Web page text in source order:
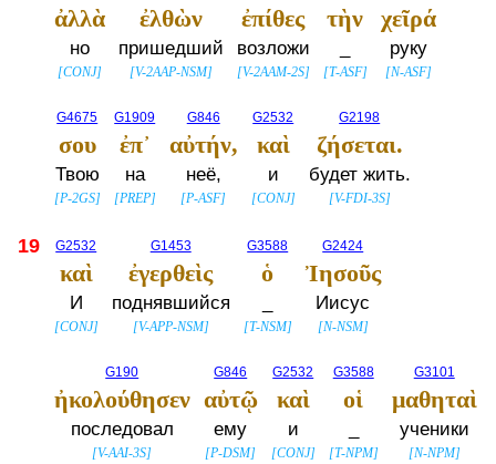
ἀλλὰ
но
[CONJ]
ἐλθὼν
пришедший
[V-2AAP-NSM]
ἐπίθες
возложи
[V-2AAM-2S]
τὴν
[T-ASF]
χεῖρά
руку
[N-ASF]
G4675
σου
Твою
[P-2GS]
G1909
ἐπ᾽
на
[PREP]
G846
αὐτήν,
неё,
[P-ASF]
G2532
καὶ
и
[CONJ]
G2198
ζήσεται.
будет жить.
[V-FDI-3S]
19 G2532
καὶ
И
[CONJ]
G1453
ἐγερθεὶς
поднявшийся
[V-APP-NSM]
G3588
ὁ
[T-NSM]
G2424
Ἰησοῦς
Иисус
[N-NSM]
G190
ἠκολούθησεν
последовал
[V-AAI-3S]
G846
αὐτῷ
ему
[P-DSM]
G2532
καὶ
и
[CONJ]
G3588
οἱ
[T-NPM]
G3101
μαθηταὶ
ученики
[N-NPM]